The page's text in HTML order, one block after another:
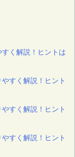
く解説！ヒントは
すく解説！ヒント
すく解説！ヒント
すく解説！ヒント